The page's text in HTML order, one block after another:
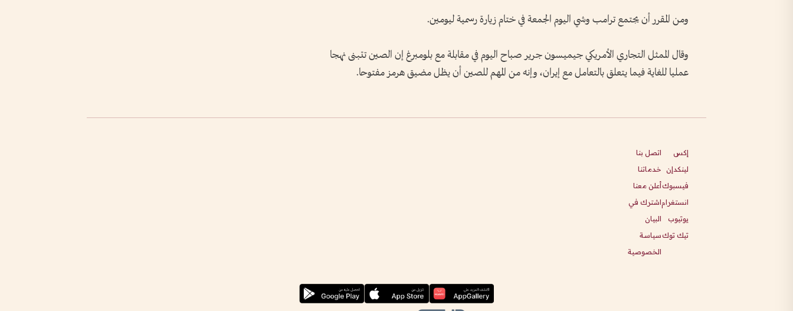
ومن المقرر أن يجتمع ترامب وشي اليوم الجمعة في ختام زيارة رسمية ​ليومين.
وقال الممثل التجاري الأمريكي جيميسون جرير صباح اليوم في مقابلة مع بلومبرغ إن الصين تتبنى نهجا
عمليا للغاية فيما يتعلق بالتعامل مع إيران، وإنه من المهم للصين أن ​يظل مضيق هرمز ‌مفتوحا.
إكس
لينكدإن
فيسبوك
انستغرام
يوتيوب
تيك توك
اتصل بنا
خدماتنا
أعلن معنا
اشترك في
البيان
سياسة
الخصوصية